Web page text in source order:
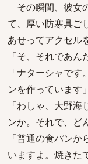
その瞬間、彼女
て、厚い防寒具ご
あせってアクセル
「そ、それであん
「ナターシャで
ンを作っています」
「わしゃ、大野
ンか。それで、ど
「普通の食パン
いますよ。焼きた